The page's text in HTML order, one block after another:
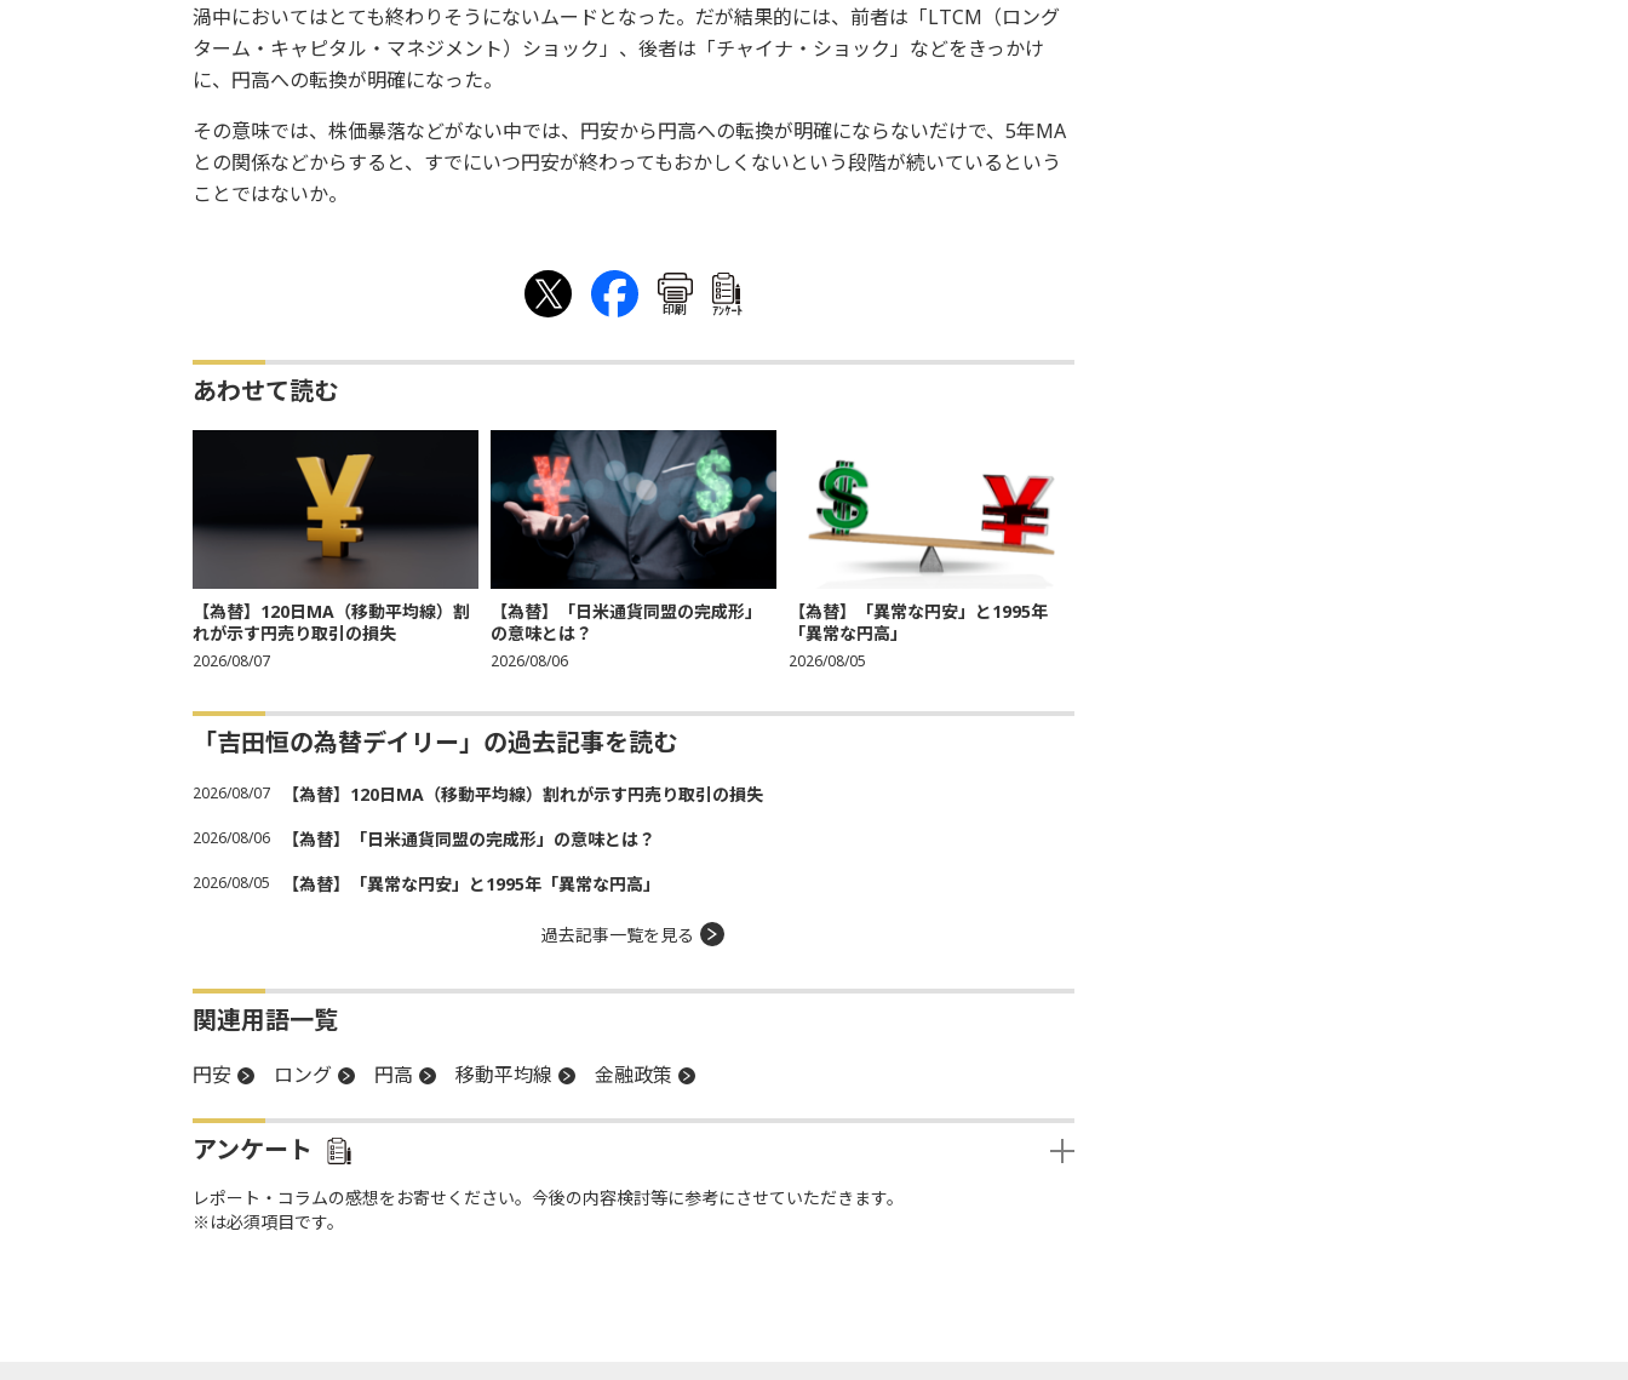
渦中においてはとても終わりそうにないムードとなった。だが結果的には、前者は「LTCM（ロング
ターム・キャピタル・マネジメント）ショック」、後者は「チャイナ・ショック」などをきっかけ
に、円高への転換が明確になった。
その意味では、株価暴落などがない中では、円安から円高への転換が明確にならないだけで、5年MA
との関係などからすると、すでにいつ円安が終わってもおかしくないという段階が続いているという
ことではないか。
印刷 ｱﾝｹｰﾄ
あわせて読む
【為替】120日MA（移動平均線）割
れが示す円売り取引の損失
2026/08/07
【為替】「日米通貨同盟の完成形」
の意味とは？
2026/08/06
【為替】「異常な円安」と1995年
「異常な円高」
2026/08/05
「吉田恒の為替デイリー」の過去記事を読む
2026/08/07 【為替】120日MA（移動平均線）割れが示す円売り取引の損失
2026/08/06 【為替】「日米通貨同盟の完成形」の意味とは？
2026/08/05 【為替】「異常な円安」と1995年「異常な円高」
過去記事一覧を見る
関連用語一覧
円安 ロング 円高 移動平均線 金融政策
アンケート
レポート・コラムの感想をお寄せください。今後の内容検討等に参考にさせていただきます。
※は必須項目です。